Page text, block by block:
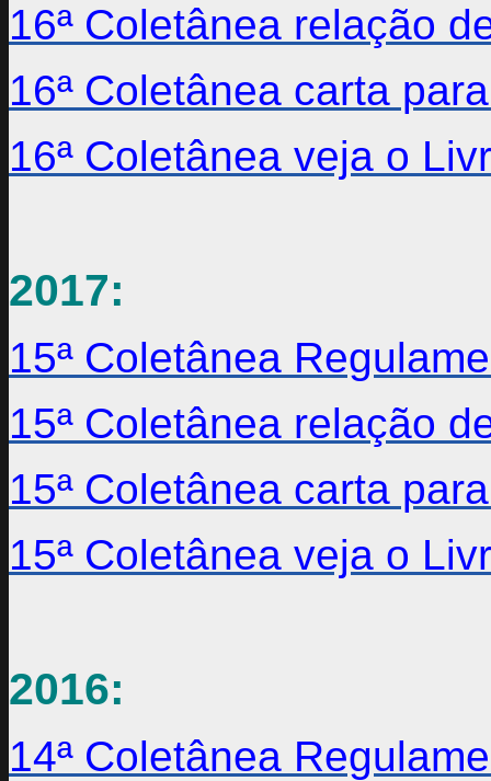
16ª Coletânea relação
16ª Coletânea carta
16ª Coletânea veja o
2017:
15ª Coletânea
15ª Coletânea relação
15ª Coletânea carta
15ª Coletânea veja o
2016:
14ª Coletânea